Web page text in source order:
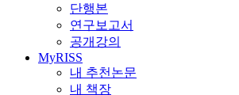
단행본
연구보고서
공개강의
MyRISS
내 추천논문
내 책장